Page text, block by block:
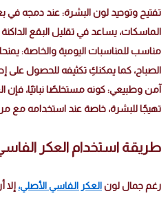
تفتيح وتوحيد لون البشرة: عند دمجه
الماسكات، يساعد في تقليل البقع
مناسب للمناسبات اليومية والخاصة:
الصباح، كما يمكنكِ تكثيفه للحصول على
آمن وطبيعي: كونه مستخلصًا نباتيًا، فإن
تهيجًا للبشرة، خاصة عند استخدامه
طريقة استخدام العكر
رغم جمال لونالعكر الفاسي الأصلي،